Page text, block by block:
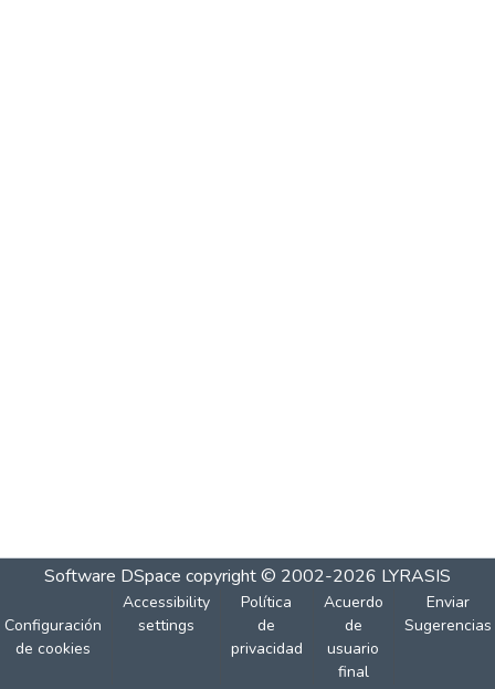
Software DSpace copyright © 2002-2026 LYRASIS
Configuración
de cookies
Accessibility
settings
Política
de
privacidad
Acuerdo
de
usuario
final
Enviar
Sugerencias